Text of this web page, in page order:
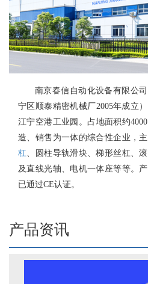
南京春信自动化设备有限公司
宁区顺泰精密机械厂2005年成立 ）
江宁空港工业园。占地面积约
造、销售为一体的综合性企业，
杠 、圆柱导轨滑块、梯形丝杠、
及直线光轴、电机一体座等等。
已通过CE认证。
商。春信坚持科技、品质为先的
自动化升级改造，为产品品质提
就春信品牌，以创新打造行业先
竭诚与各界友人精诚合作，创造
产品资讯